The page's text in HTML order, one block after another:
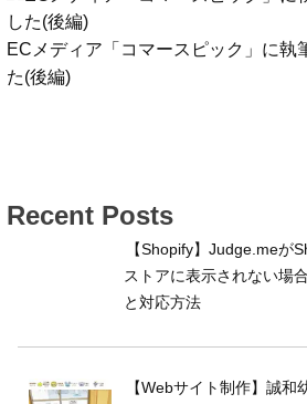
ECメディア「コマースピック」に執
た(後編)
Recent Posts
【Shopify】Judge.meが
ストアに表示されない場
と対応方法
【Webサイト制作】誠和